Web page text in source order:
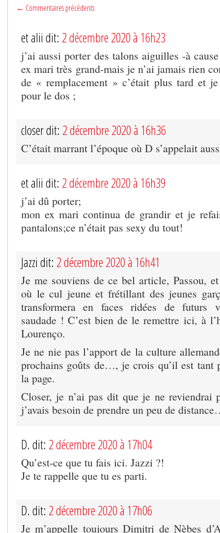
← Commentaires précédents
et alii dit: 2 décembre 2020 à 16h23
j’ai aussi porter des talons aiguilles -à
ex mari très grand-mais je n’ai jamais rien
de « remplacement » c’était plus tard et
pour le dos ;
closer dit: 2 décembre 2020 à 16h36
C’était marrant l’époque où D s’appelait
et alii dit: 2 décembre 2020 à 16h39
j’ai dû porter;
mon ex mari continua de grandir et je
pantalons;ce n’était pas sexy du tout!
Jazzi dit: 2 décembre 2020 à 16h41
Je me souviens de ce bel article, Passou,
où le cul jeune et frétillant des jeunes
transformera en faces ridées de futurs
saudade ! C’est bien de le remettre ici, à
Lourenço.
Je ne nie pas l’apport de la culture
prochains goûts de…, je crois qu’il est tant
la page.
Closer, je n’ai pas dit que je ne reviendrai
j’avais besoin de prendre un peu de
D. dit: 2 décembre 2020 à 17h04
Qu’est-ce que tu fais ici. Jazzi ?!
Je te rappelle que tu es parti.
D. dit: 2 décembre 2020 à 17h06
Je m’appelle toujours Dimitri de Nèbes